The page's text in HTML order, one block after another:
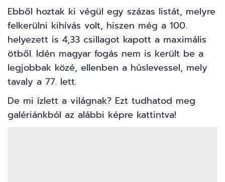
Ebből hoztak ki végül egy százas listát, melyre
felkerülni kihívás volt, hiszen még a 100.
helyezett is 4,33 csillagot kapott a maximális
ötből. Idén magyar fogás nem is került be a
legjobbak közé, ellenben a húslevessel, mely
tavaly a 77. lett.
De mi ízlett a világnak? Ezt tudhatod meg
galériánkból az alábbi képre kattintva!